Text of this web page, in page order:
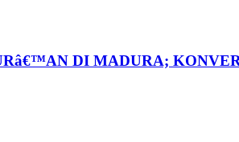
DI MADURA;